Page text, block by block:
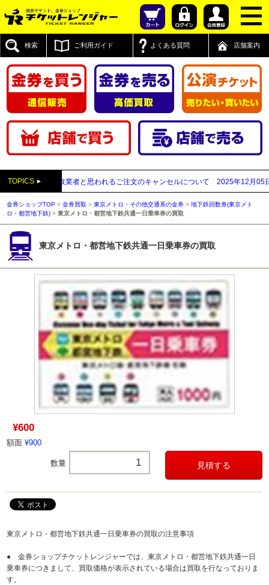
検索 ご利用ガイド よくある質問 店舗案内
TOPICS
先払い買取業者と思われるご注文のキャンセルについて 2025年12月05日 【
金券ショップTOP >金券買取 >東京メトロ・その他交通系の金券 >地下鉄回数券(東京メト
ロ・都営地下鉄) >東京メトロ・都営地下鉄共通一日乗車券の買取
東京メトロ・都営地下鉄共通一日乗車券の買取
¥600
額面 ¥900
数量
東京メトロ・都営地下鉄共通一日乗車券の買取の注意事項
● 金券ショップチケットレンジャーでは、東京メトロ・都営地下鉄共通一日
乗車券につきまして、買取価格が表示されている場合は買取を行なっておりま
す。